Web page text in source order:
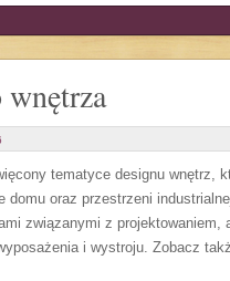
tematyce designu wnętrz,
domu oraz przestrzeni
związanymi z projektowaniem,
i wystroju. Zobacz